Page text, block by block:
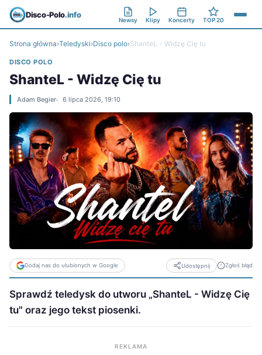
Disco-Polo.info
Newsy Klipy Koncerty TOP 20
Strona główna›Teledyski›Disco polo›ShanteL - Widzę Cię tu
DISCO POLO
ShanteL - Widzę Cię tu
Adam Begier 6 lipca 2026, 19:10
Dodaj nas do ulubionych w Google Udostępnij Zgłoś błąd
Sprawdź teledysk do utworu „ShanteL - Widzę Cię
tu" oraz jego tekst piosenki.
REKLAMA